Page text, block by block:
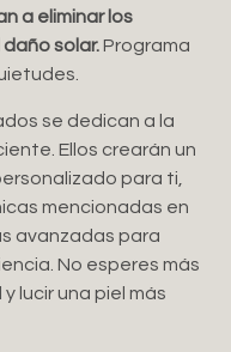
a eliminar los
solar.Programa
se dedican a la
Ellos crearán un
para ti,
mencionadas en
avanzadas para
No esperes más
lucir una piel más